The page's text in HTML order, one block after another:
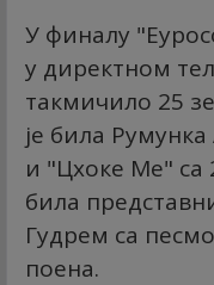
У финалу
у директном
такмичило 25
је била
и "Цхоке Ме" са
била
Гудрем са
поена.